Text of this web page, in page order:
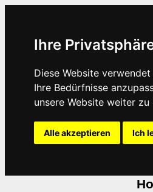
Ihre
Diese Website
Ihre Bedürfnisse
unsere Website weiter zu
Alle akzeptieren Ich